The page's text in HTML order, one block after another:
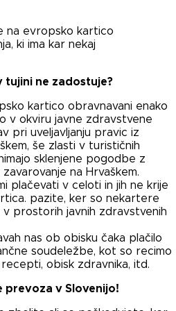
na evropsko kartico
ki ima kar nekaj
tujini ne zadostuje?
kartico obravnavani enako
v okviru javne zdravstvene
pri uveljavljanju pravic iz
še zlasti v turističnih
sklenjene pogodbe z
na Hrvaškem.
plačevati v celoti in jih ne krije
pazite, ker so nekartere
prostorih javnih zdravstvenih
nas ob obisku čaka plačilo
soudeležbe, kot so recimo
recepti, obisk zdravnika, itd.
prevoza v Slovenijo!